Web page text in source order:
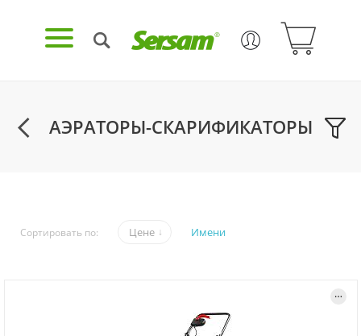
АЭРАТОРЫ-СКАРИФИКАТОРЫ
Сортировать по: Цене Имени